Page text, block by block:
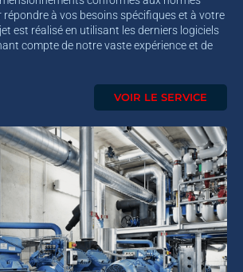
à vos besoins spécifiques et à votre
est réalisé en utilisant les derniers logiciels
compte de notre vaste expérience et de
VOIR LE SERVICE